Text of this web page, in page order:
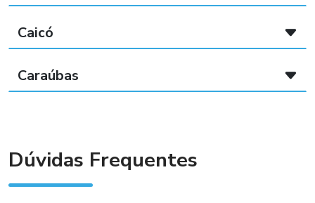
Caicó
Caraúbas
Dúvidas Frequentes